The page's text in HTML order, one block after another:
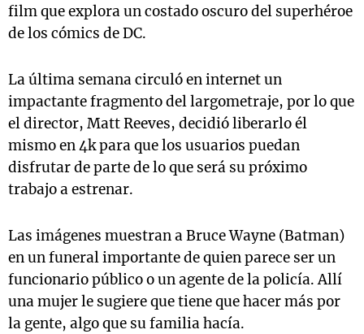
film que explora un costado oscuro del superhéroe
de los cómics de DC.
La última semana circuló en internet un
impactante fragmento del largometraje, por lo que
el director, Matt Reeves, decidió liberarlo él
mismo en 4k para que los usuarios puedan
disfrutar de parte de lo que será su próximo
trabajo a estrenar.
Las imágenes muestran a Bruce Wayne (Batman)
en un funeral importante de quien parece ser un
funcionario público o un agente de la policía. Allí
una mujer le sugiere que tiene que hacer más por
la gente, algo que su familia hacía.